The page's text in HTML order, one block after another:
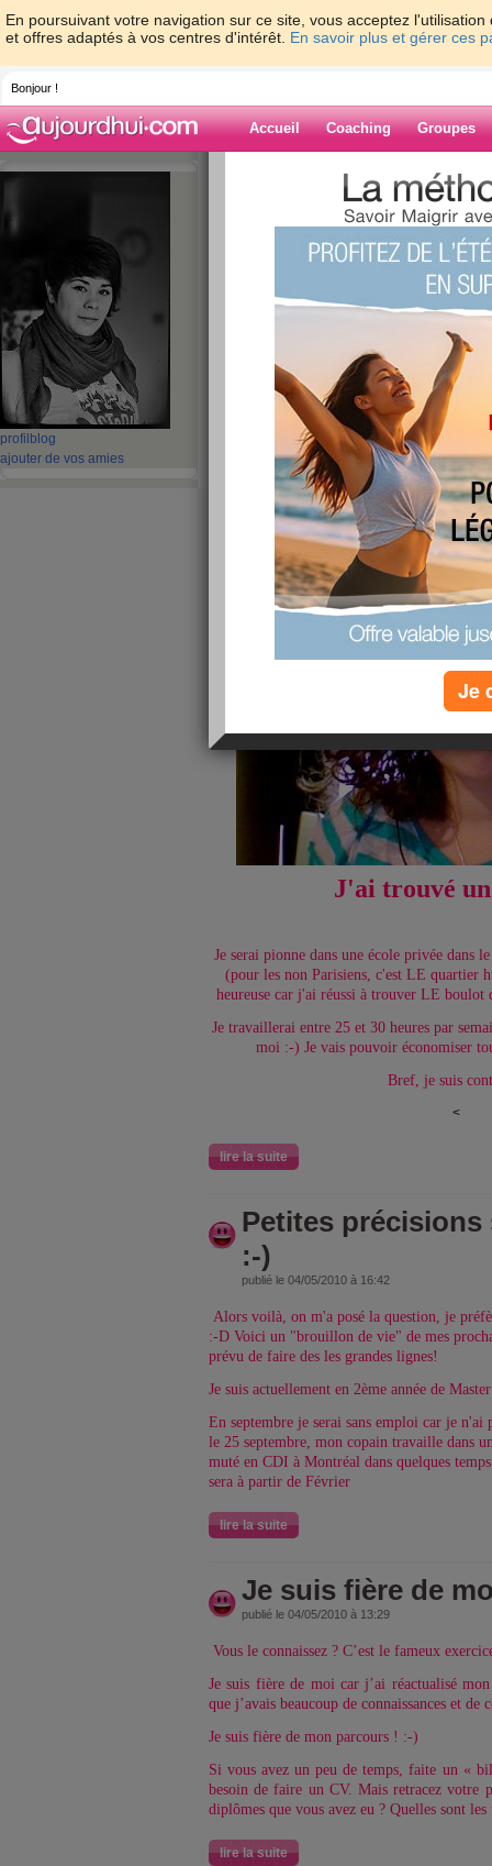
En poursuivant votre navigation sur ce site, vous acceptez
et offres adaptés à vos centres d'intérêt. En savoir plus et gérer ces
Bonjour !
Accueil Coaching Groupes
profil blog
ajouter de vos amies
> Dame-Polgara
Blog de Dame-
21 - 30 31 - 40 41 - 50 51 -
‹ Préc. 21 22 23 24 25
J'ai le plaisir de
que...
publié le 07/05/2010 à 13:41
J'ai trouvé
Je serai pionne dans une école privée dans
(pour les non Parisiens, c'est LE quartier
heureuse car j'ai réussi à trouver LE boulot
Je travaillerai entre 25 et 30 heures par
moi :-) Je vais pouvoir économiser
Bref, je suis
<
lire la suite
Petites
:-)
publié le 04/05/2010 à 16:42
Alors voilà, on m'a posé la question, je
:-D Voici un "brouillon de vie" de mes
prévu de faire des les grandes lignes!
Je suis actuellement en 2ème année de
En septembre je serai sans emploi car je n'ai
le 25 septembre, mon copain travaille dans
muté en CDI à Montréal dans quelques
sera à partir de Février
lire la suite
Je suis fière de
publié le 04/05/2010 à 13:29
Vous le connaissez ? C’est le fameux
Je suis fière de moi car j’ai réactualisé
que j’avais beaucoup de connaissances et de
Je suis fière de mon parcours ! :-)
Si vous avez un peu de temps, faite un «
besoin de faire un CV. Mais retracez votre
diplômes que vous avez eu ? Quelles sont
lire la suite
Je